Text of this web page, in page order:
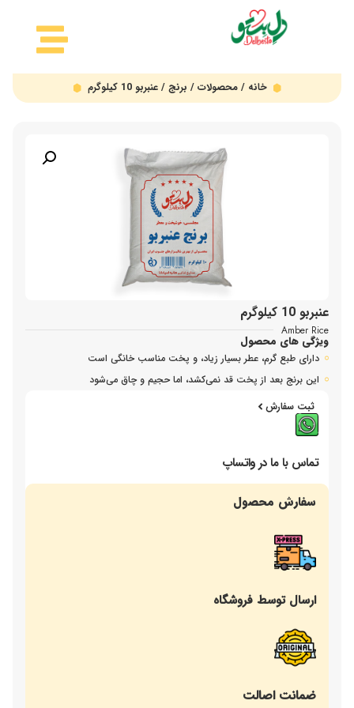
خانه /محصولات / برنج / عنبربو 10 کیلوگرم
عنبربو 10 کیلوگرم
Amber Rice
ویژگی های محصول
دارای طبع گرم، عطر بسیار زیاد، و پخت مناسب خانگی است
این برنج بعد از پخت قد نمی‌کشد، اما حجیم و چاق می‌شود
ثبت سفارش
تماس با ما در واتساپ
سفارش محصول
ارسال توسط فروشگاه
ضمانت اصالت